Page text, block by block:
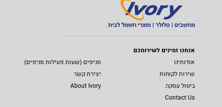
אנחנו זמינים לשירותכם
אודותינו
סניפים (שעות פעילות סניפים)
שירות לקוחות
יצירת קשר
ביטול עסקה
About Ivory
Contact Us